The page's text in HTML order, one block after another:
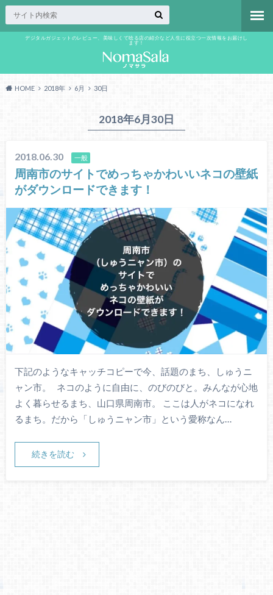
デジタルガジェットのレビュー、美味しくて唸る店の紹介など人生に役立つ一次情報をお届けし
ます！
HOME 2018年 6月 30日
2018年6月30日
2018.06.30 一般
周南市のサイトでめっちゃかわいいネコの壁紙
がダウンロードできます！
下記のようなキャッチコピーで今、話題のまち、しゅうニ
ャン市。 ネコのように自由に、のびのびと。みんなが心地
よく暮らせるまち、山口県周南市。 ここは人がネコになれ
るまち。だから「しゅうニャン市」という愛称なん…
続きを読む